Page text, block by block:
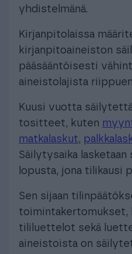
yhdistelmänä.
Kirjanpitolaissa
kirjanpitoaineiston
pääsääntöisesti
aineistolajista
Kuusi vuotta
tositteet, kuten
matkalaskut,
Säilytysaika
lopusta, jona tilikausi
Sen sijaan
toimintakertomukset,
tililuettelot sekä
aineistoista on